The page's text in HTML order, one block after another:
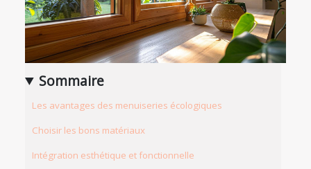
Sommaire
Les avantages des menuiseries écologiques
Choisir les bons matériaux
Intégration esthétique et fonctionnelle